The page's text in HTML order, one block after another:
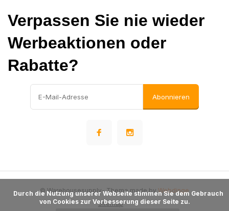
Verpassen Sie nie wieder
Werbeaktionen oder
Rabatte?
Abonnieren
Sitemap
© Warehousesupply- Theme made by Webdinge
von Cookies zur Verbesserung dieser Seite zu.